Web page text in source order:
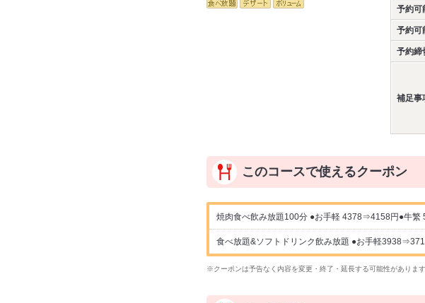
予約可
予約可
予約締
補足事
このコースで使えるクーポン
焼肉食べ飲み放題100分 ●お手軽 4378⇒4158円●牛
食べ放題&ソフトドリンク飲み放題 ●お手軽
※クーポンは予告なく内容を変更・終了・延長する可能性があります